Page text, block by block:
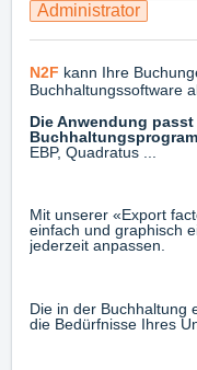
Administrator
N2F kann Ihre
Buchhaltungssoftware
Die Anwendung
EBP, Quadratus ...
Mit unserer «Export
einfach und graphisch
jederzeit anpassen.
Die in der Buchhaltung
die Bedürfnisse Ihres